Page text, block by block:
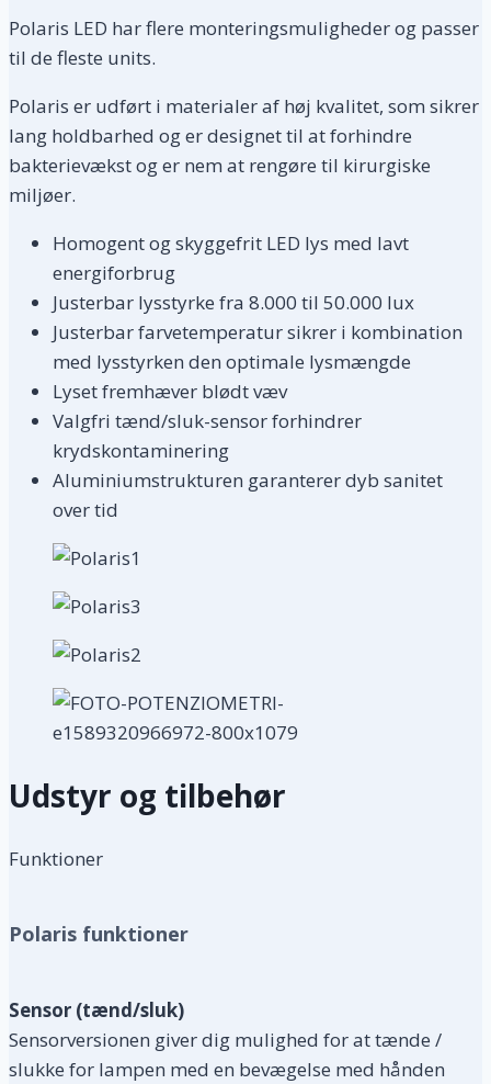
Polaris LED har flere monteringsmuligheder og passer
til de fleste units.
Polaris er udført i materialer af høj kvalitet, som sikrer
lang holdbarhed og er designet til at forhindre
bakterievækst og er nem at rengøre til kirurgiske
miljøer.
Homogent og skyggefrit LED lys med lavt
energiforbrug
Justerbar lysstyrke fra 8.000 til 50.000 lux
Justerbar farvetemperatur sikrer i kombination
med lysstyrken den optimale lysmængde
Lyset fremhæver blødt væv
Valgfri tænd/sluk-sensor forhindrer
krydskontaminering
Aluminiumstrukturen garanterer dyb sanitet
over tid
Udstyr og tilbehør
Funktioner
Polaris funktioner
Sensor (tænd/sluk)
Sensorversionen giver dig mulighed for at tænde /
slukke for lampen med en bevægelse med hånden